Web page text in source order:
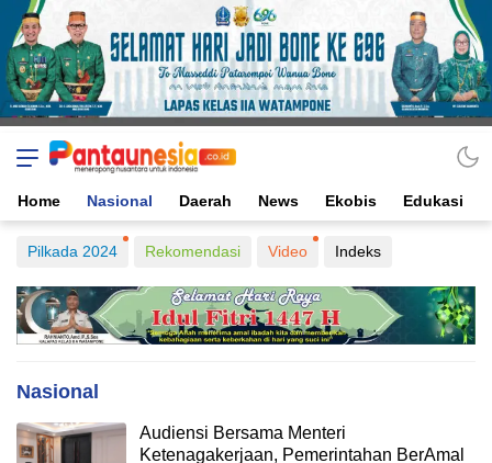
Home Nasional Daerah News Ekobis Edukasi
Pilkada 2024 Rekomendasi Video Indeks
Nasional
Audiensi Bersama Menteri
Ketenagakerjaan, Pemerintahan BerAmal